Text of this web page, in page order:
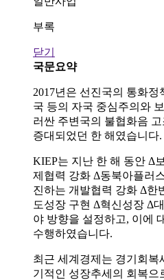
부록
닫기
국문요약
2017년은 선진국의 통화정
국 등의 자국 중심주의와
러싼 주변국의 불협화음
증대되었던 한 해였습니다.
KIEP는 지난 한 해 동안 Δ
제협력 강화 Δ동북아플러
진하는 개발협력 강화 Δ한
도성장 구현 Δ혁신성장 Δ
야 방향을 설정하고, 이에
수행하였습니다.
최근 세계경제는 경기회
기적인 성장추세의 회복으